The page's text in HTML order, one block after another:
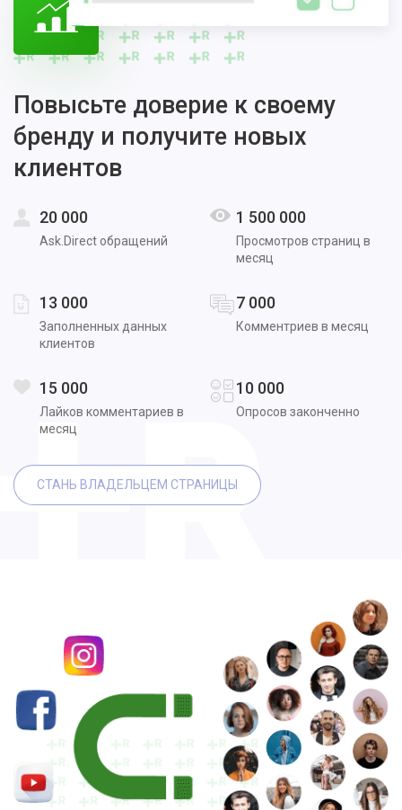
Повысьте доверие к своему
бренду и получите новых
клиентов
20 000
Ask.Direct обращений
1 500 000
Просмотров страниц в
месяц
13 000
Заполненных данных
клиентов
7 000
Комментриев в месяц
15 000
Лайков комментариев в
месяц
10 000
Опросов законченно
СТАНЬ ВЛАДЕЛЬЦЕМ СТРАНИЦЫ